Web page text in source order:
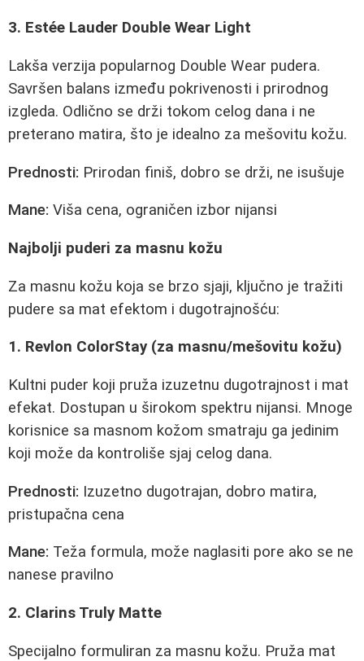
3. Estée Lauder Double Wear Light
Lakša verzija popularnog Double Wear pudera.
Savršen balans između pokrivenosti i prirodnog
izgleda. Odlično se drži tokom celog dana i ne
preterano matira, što je idealno za mešovitu kožu.
Prednosti: Prirodan finiš, dobro se drži, ne isušuje
Mane: Viša cena, ograničen izbor nijansi
Najbolji puderi za masnu kožu
Za masnu kožu koja se brzo sjaji, ključno je tražiti
pudere sa mat efektom i dugotrajnošću:
1. Revlon ColorStay (za masnu/mešovitu kožu)
Kultni puder koji pruža izuzetnu dugotrajnost i mat
efekat. Dostupan u širokom spektru nijansi. Mnoge
korisnice sa masnom kožom smatraju ga jedinim
koji može da kontroliše sjaj celog dana.
Prednosti: Izuzetno dugotrajan, dobro matira,
pristupačna cena
Mane: Teža formula, može naglasiti pore ako se ne
nanese pravilno
2. Clarins Truly Matte
Specijalno formuliran za masnu kožu. Pruža mat